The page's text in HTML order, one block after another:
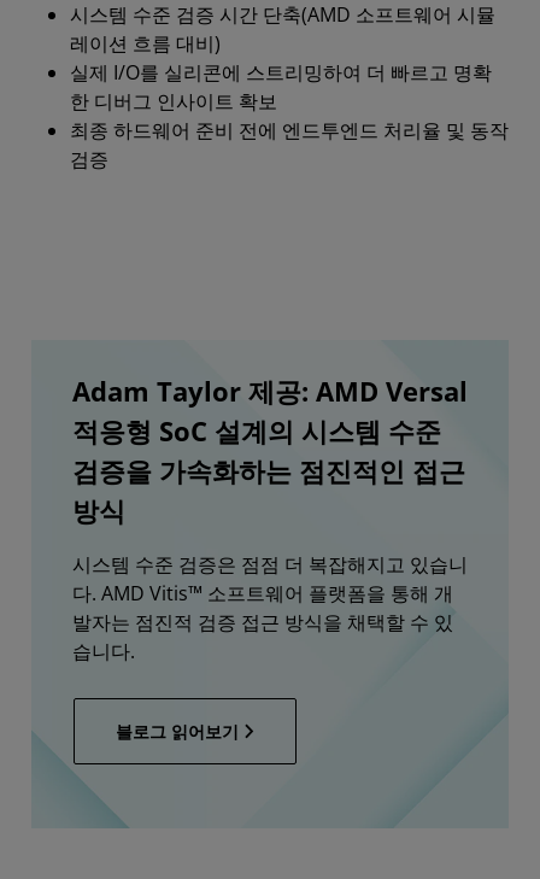
시스템 수준 검증 시간 단축(AMD 소프트웨어 시뮬
레이션 흐름 대비)
실제 I/O를 실리콘에 스트리밍하여 더 빠르고 명확
한 디버그 인사이트 확보
최종 하드웨어 준비 전에 엔드투엔드 처리율 및 동작
검증
Adam Taylor 제공: AMD Versal
적응형 SoC 설계의 시스템 수준
검증을 가속화하는 점진적인 접근
방식
시스템 수준 검증은 점점 더 복잡해지고 있습니
다. AMD Vitis™ 소프트웨어 플랫폼을 통해 개
발자는 점진적 검증 접근 방식을 채택할 수 있
습니다.
블로그 읽어보기